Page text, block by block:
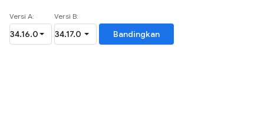
Versi A: Versi B:
Bandingkan